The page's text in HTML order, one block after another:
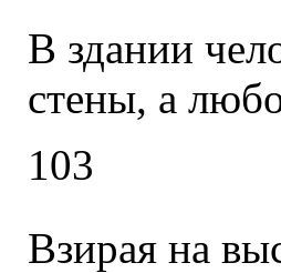
В здании
стены, а
103
Взирая на